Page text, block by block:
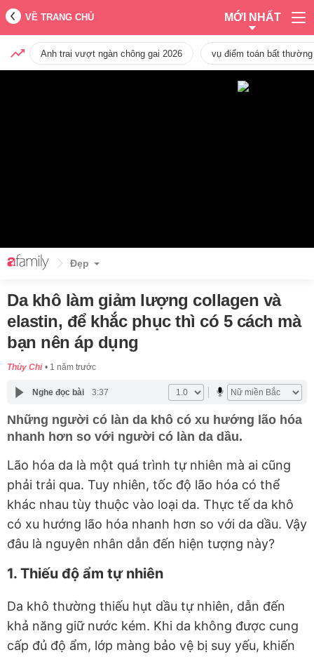
VỀ TRANG CHỦ MỚI NHẤT
Anh trai vượt ngàn chông gai 2026 vụ điểm toán bất
Đẹp
Da khô làm giảm lượng collagen và
elastin, để khắc phục thì có 5 cách mà
bạn nên áp dụng
Thùy Chi 1 năm trước
Nghe đọc bài 3:37
Những người có làn da khô có xu hướng lão hóa
nhanh hơn so với người có làn da dầu.
Lão hóa da là một quá trình tự nhiên mà ai cũng
phải trải qua. Tuy nhiên, tốc độ lão hóa có thể
khác nhau tùy thuộc vào loại da. Thực tế da khô
có xu hướng lão hóa nhanh hơn so với da dầu. Vậy
đâu là nguyên nhân dẫn đến hiện tượng này?
1. Thiếu độ ẩm tự nhiên
Da khô thường thiếu hụt dầu tự nhiên, dẫn đến
khả năng giữ nước kém. Khi da không được cung
cấp đủ độ ẩm, lớp màng bảo vệ bị suy yếu, khiến